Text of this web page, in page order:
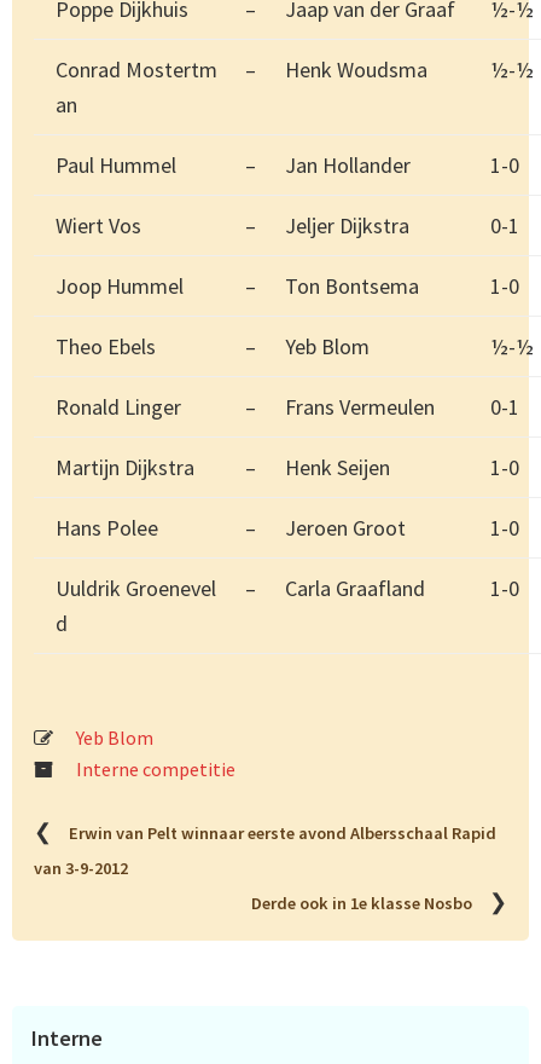
Poppe Dijkhuis – Jaap van der Graaf ½-½
Conrad Mostertm
an
– Henk Woudsma ½-½
Paul Hummel – Jan Hollander 1-0
Wiert Vos – Jeljer Dijkstra 0-1
Joop Hummel – Ton Bontsema 1-0
Theo Ebels – Yeb Blom ½-½
Ronald Linger – Frans Vermeulen 0-1
Martijn Dijkstra – Henk Seijen 1-0
Hans Polee – Jeroen Groot 1-0
Uuldrik Groenevel
d
– Carla Graafland 1-0
Yeb Blom
Interne competitie
❮
Erwin van Pelt winnaar eerste avond Albersschaal Rapid
van 3-9-2012
Derde ook in 1e klasse Nosbo
❯
Primaire
Interne